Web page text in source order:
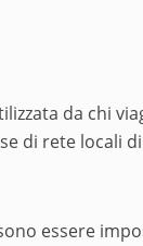
da chi
di rete locali
essere